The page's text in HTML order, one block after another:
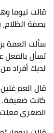
قالت نيوما
بصفة
سألت العمة
تسأل بالفعل
لديك أفراد
قال العم
كانت ضعيفة.
الصغرى